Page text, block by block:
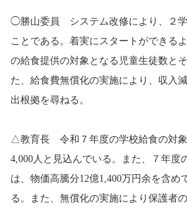
◯勝山委員 システム改修により、２
ことである。着実にスタートができる
の給食提供の対象となる児童生徒数と
た、給食費無償化の実施により、収入
出根拠を尋ねる。
△教育長 令和７年度の学校給食の対象
4,000人と見込んでいる。また、７年度
は、物価高騰分12億1,400万円余を含め
る。また、無償化の実施により保護者